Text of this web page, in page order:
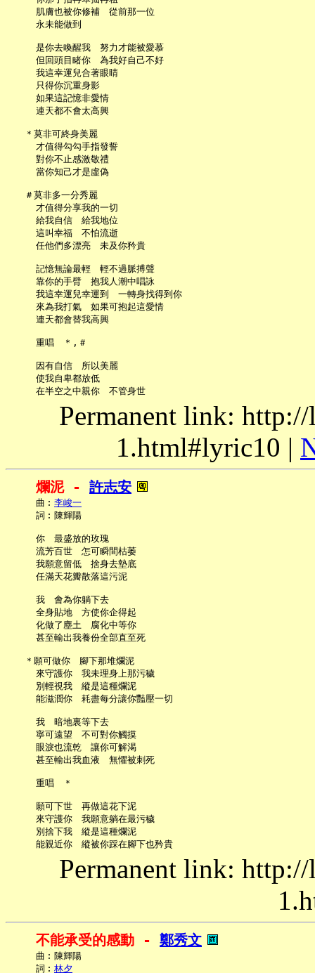
     肌膚也被你修補　從前那一位
     永未能做到
     是你去喚醒我　努力才能被愛慕
     但回頭目睹你　為我好自己不好
     我這幸運兒合著眼睛
     只得你沉重身影
     如果這記憶非愛情
     連天都不會太高興
   ＊莫非可終身美麗
     才值得勾勾手指發誓
     對你不止感激敬禮
     當你知己才是虛偽
   ＃莫非多一分秀麗
     才值得分享我的一切
     給我自信　給我地位
     這叫幸福　不怕流逝
     任他們多漂亮　未及你矜貴
     記憶無論最輕　輕不過脈搏聲
     靠你的手臂　抱我人潮中唱詠
     我這幸運兒幸運到　一轉身找得到你
     來為我打氣　如果可抱起這愛情
     連天都會替我高興
     重唱　＊,＃
     因有自信　所以美麗
     使我自卑都放低
Permanent link:
1.html#lyric10 |
爛泥 - 許志安
     曲︰
李峻一
     詞︰陳輝陽
     你　最盛放的玫瑰
     流芳百世　怎可瞬間枯萎
     我願意留低　捨身去墊底
     任滿天花瓣散落這污泥
     我　會為你躺下去
     全身貼地　方使你企得起
     化做了塵土　腐化中等你
     甚至輸出我養份全部直至死
   ＊願可做你　腳下那堆爛泥
     來守護你　我未理身上那污穢
     別輕視我　縱是這種爛泥
     能滋潤你　耗盡每分讓你豔壓一切
     我　暗地裏等下去
     寧可遠望　不可對你觸摸
     眼淚也流乾　讓你可解渴
     甚至輸出我血液　無懼被刺死
     重唱　＊
     願可下世　再做這花下泥
     來守護你　我願意躺在最污穢
     別捨下我　縱是這種爛泥
Permanent link:
不能承受的感動 - 鄭秀文
     曲︰陳輝陽
     詞︰
林夕